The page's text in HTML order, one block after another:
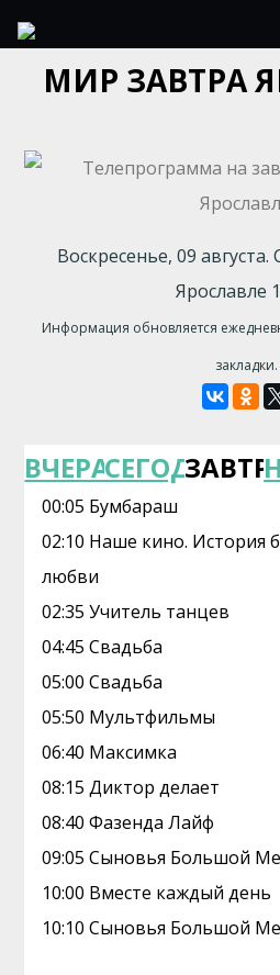
МИР ЗАВТРА
Воскресенье, 09 августа.
Ярославле
Информация обновляется
закладки.
ВЧЕРАСЕГОДНЯ
00:05 Бумбараш
02:10 Наше кино. Иcтоpия
любви
02:35 Учитель танцев
04:45 Свадьба
05:00 Свадьба
05:50 Мультфильмы
06:40 Максимка
08:15 Диктор делает
08:40 Фазенда Лайф
09:05 Сыновья Большой
10:00 Вместе каждый день
10:10 Сыновья Большой